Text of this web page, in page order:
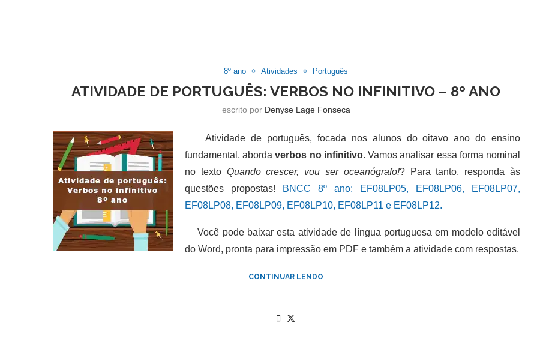
8º ano Atividades Português
ATIVIDADE DE PORTUGUÊS: VERBOS NO INFINITIVO – 8º ANO
escrito por Denyse Lage Fonseca
Atividade de português, focada nos alunos do oitavo ano do ensino
fundamental, abordaverbos no infinitivo. Vamos analisar essa forma nominal
no texto Quando crescer, vou ser oceanógrafo!? Para tanto, responda às
questões propostas!
BNCC 8º ano: EF08LP05, EF08LP06, EF08LP07,
EF08LP08, EF08LP09, EF08LP10, EF08LP11 e EF08LP12.
Você pode baixar esta atividade de língua portuguesa em modelo editável
do Word, pronta para impressão em PDF e também a atividade com respostas.
CONTINUAR LENDO